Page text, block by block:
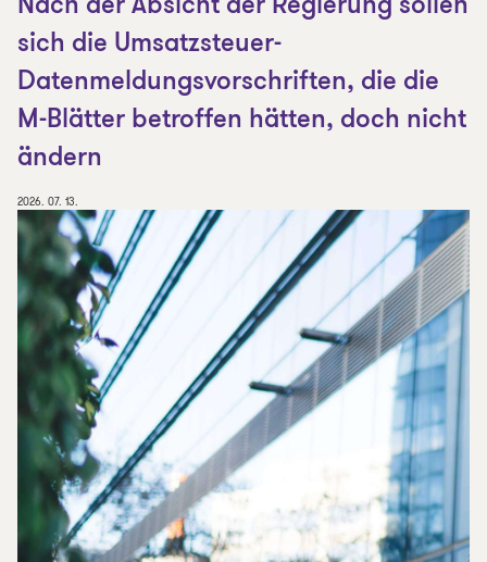
Nach der Absicht der Regierung sollen
sich die Umsatzsteuer-
Datenmeldungsvorschriften, die die
M-Blätter betroffen hätten, doch nicht
ändern
2026. 07. 13.